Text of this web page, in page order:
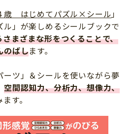
歳 はじめてパズル×シール」
」が楽しめるシールブックで
まざまな形をつくることで、
のばします。
ーツ」＆シールを使いながら夢
空間認知力、分析力、想像力、
す。